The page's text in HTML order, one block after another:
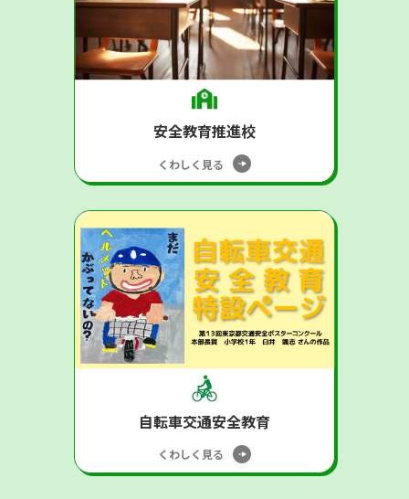
安全教育推進校
くわしく見る
自転車交通安全教育
くわしく見る